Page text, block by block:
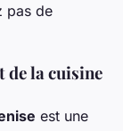
pas de
de la cuisine
est une